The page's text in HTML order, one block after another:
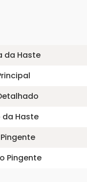
da Haste
da Haste
Pingente